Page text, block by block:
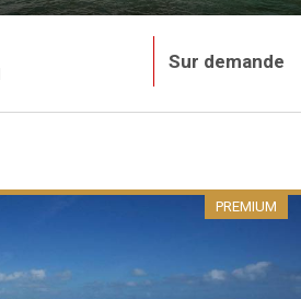
Sur demande
PREMIUM